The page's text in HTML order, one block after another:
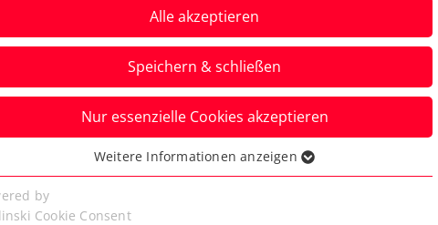
– Teil 3:
Alle akzeptieren
Speichern & schließen
Nur essenzielle Cookies akzeptieren
Cookies werden für grundlegende Funktionen der
benötigt. Dadurch ist gewährleistet, dass die Webseite
Weitere Informationen anzeigen
by
Cookie Consent